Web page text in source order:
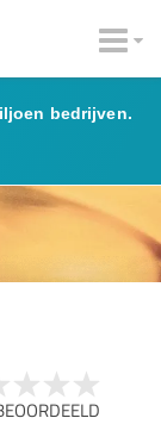
bedrijven.